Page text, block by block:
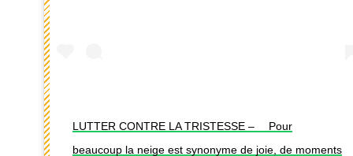
LUTTER CONTRE LA TRISTESSE – ⠀ Pour
beaucoup la neige est synonyme de joie, de moments